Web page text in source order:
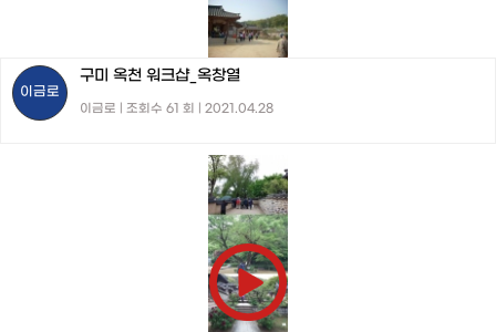
이금로
구미 옥천 워크샵_옥창열
이금로 | 조회수 61 회 | 2021.04.28